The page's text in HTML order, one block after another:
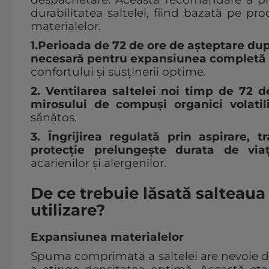
durabilitatea saltelei, fiind bazată pe
materialelor.
1.Perioada de 72 de ore de așteptare
necesară pentru expansiunea
confortului și susținerii optime.
2. Ventilarea saltelei noi timp de 72
mirosului de compuși organici
sănătos.
3. Îngrijirea regulată prin aspirare,
protecție prelungește durata de
acarienilor și alergenilor.
De ce trebuie lăsată
utilizare?
Expansiunea materialelor
Spuma comprimată a saltelei are nevoie